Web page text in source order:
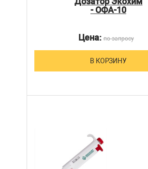
- ОФА-10
Цена:по запросу
В КОРЗИНУ